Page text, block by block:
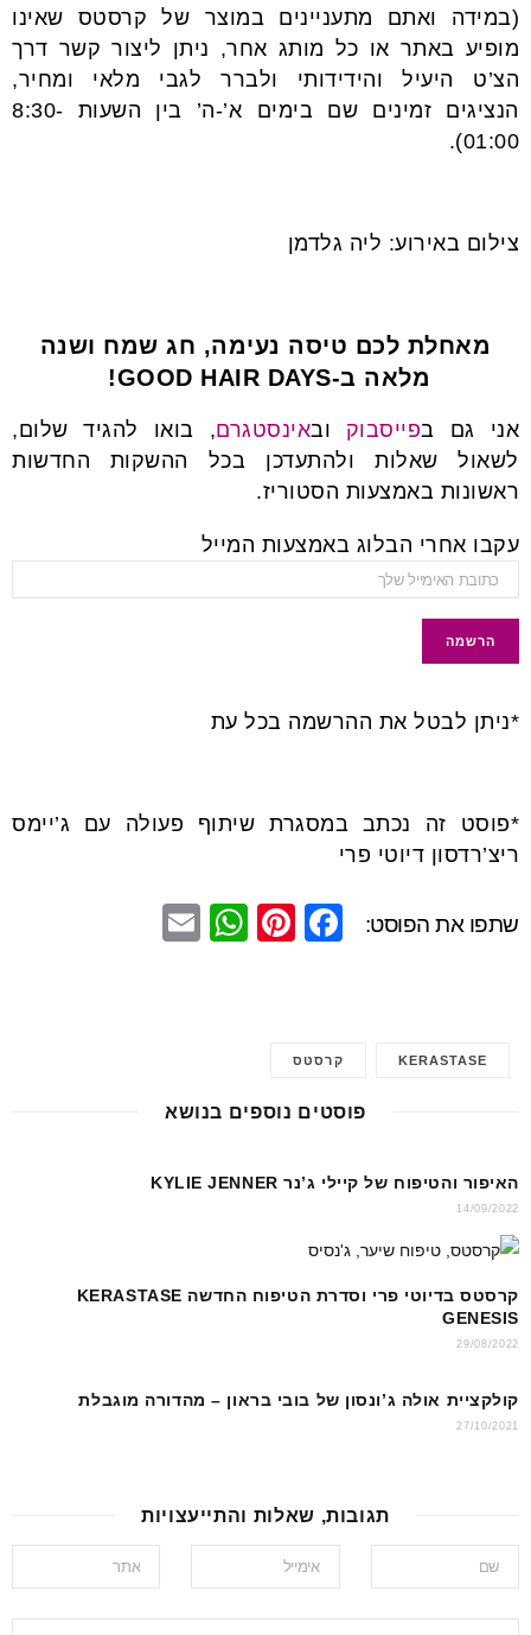
(במידה ואתם מתעניינים במוצר של קרסטס שאינו
מופיע באתר או כל מותג אחר, ניתן ליצור קשר דרך
הצ’ט היעיל והידידותי ולברר לגבי מלאי ומחיר,
הנציגים זמינים שם בימים א’-ה’ בין השעות 8:30-
01:00).
צילום באירוע: ליה גלדמן
מאחלת לכם טיסה נעימה, חג שמח ושנה
מלאה ב-GOOD HAIR DAYS!
אני גם בפייסבוק ובאינסטגרם, בואו להגיד שלום,
לשאול שאלות ולהתעדכן בכל ההשקות החדשות
ראשונות באמצעות הסטוריז.
עקבו אחרי הבלוג באמצעות המייל
*ניתן לבטל את ההרשמה בכל עת
*פוסט זה נכתב במסגרת שיתוף פעולה עם ג’יימס
ריצ’רדסון דיוטי פרי
שתפו את הפוסט:
F
b
o
k
Pi
W
p
KERASTASE קרסטס
פוסטים נוספים בנושא
האיפור והטיפוח של קיילי ג’נר KYLIE JENNER
14/09/2022
קרסטס בדיוטי פרי וסדרת הטיפוח החדשה KERASTASE
GENESIS
29/08/2022
קולקציית אולה ג’ונסון של בובי בראון – מהדורה מוגבלת
27/10/2021
תגובות, שאלות והתייעצויות